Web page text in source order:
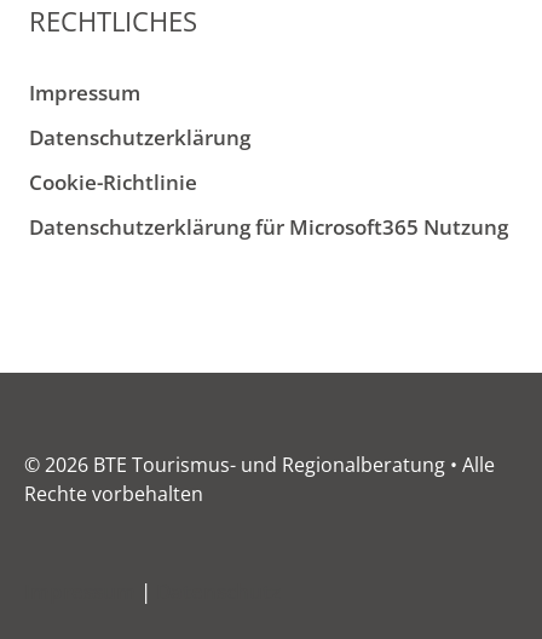
RECHTLICHES
Impressum
Datenschutzerklärung
Cookie-Richtlinie
Datenschutzerklärung für Microsoft365 Nutzung
© 2026 BTE Tourismus- und Regionalberatung • Alle
Rechte vorbehalten
|